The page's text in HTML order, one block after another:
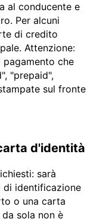
al conducente e
Per alcuni
di credito
Attenzione:
che
"prepaid",
sul fronte
d'identità
sarà
di identificazione
o una carta
sola non è